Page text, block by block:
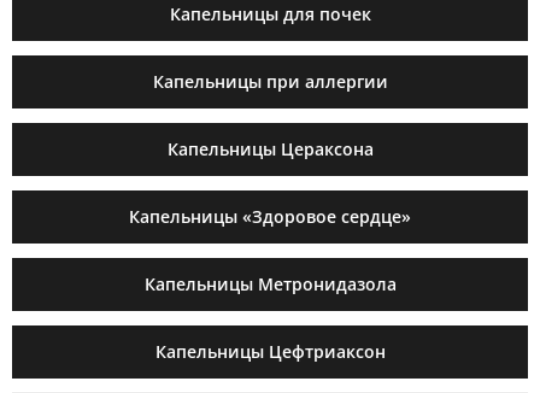
Капельницы для почек
Капельницы при аллергии
Капельницы Цераксона
Капельницы «Здоровое сердце»
Капельницы Метронидазола
Капельницы Цефтриаксон